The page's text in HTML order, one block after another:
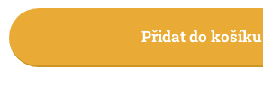
Přidat do košíku